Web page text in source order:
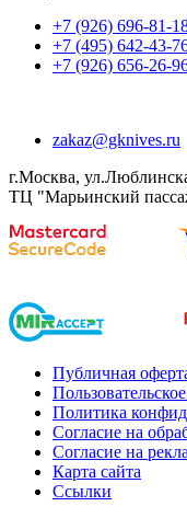
+7 (926) 696-81-
+7 (495) 642-43-
+7 (926) 656-26-
zakaz@gknives.ru
г.Москва,
ТЦ "Марьинский
Публичная
Политика
Согласие на
Согласие на
Карта сайта
Ссылки